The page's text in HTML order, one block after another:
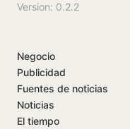
Version: 0.2.2
Negocio
Publicidad
Fuentes de noticias
Noticias
El tiempo